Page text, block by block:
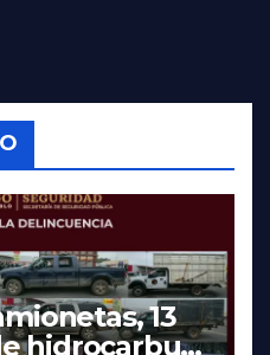
13
hidrocarburo